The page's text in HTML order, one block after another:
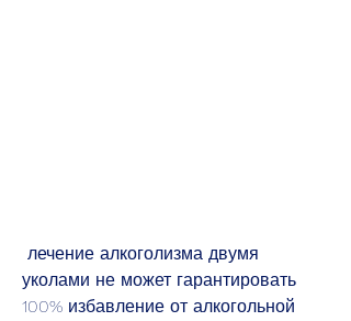
уколами не может гарантировать
100% избавление от алкогольной